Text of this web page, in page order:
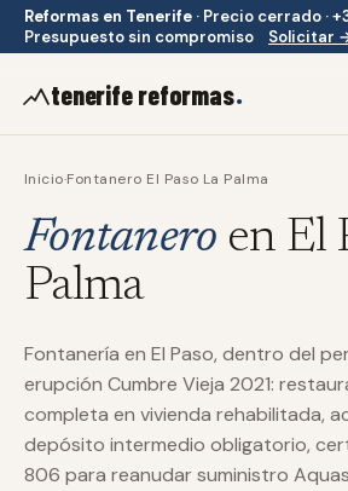
Reformas en Tenerife · Precio cerrado ·
Presupuesto sin compromiso
Solicitar
tenerife reformas.
Inicio·Fontanero El Paso La Palma
Fontanero en El
Palma
Fontanería en El Paso, dentro del
erupción Cumbre Vieja 2021:
completa en vivienda rehabilitada,
depósito intermedio obligatorio,
806 para reanudar suministro